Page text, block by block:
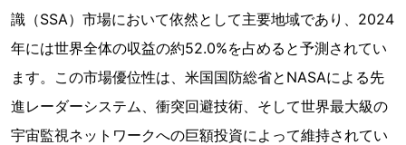
識（SSA）市場において依然として主要地域であり、2024
年には世界全体の収益の約52.0%を占めると予測されてい
ます。この市場優位性は、米国国防総省とNASAによる先
進レーダーシステム、衝突回避技術、そして世界最大級の
宇宙監視ネットワークへの巨額投資によって維持されてい